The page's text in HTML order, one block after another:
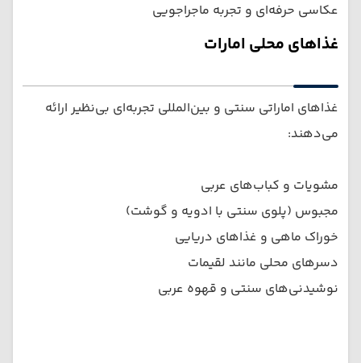
عکاسی حرفه‌ای و تجربه ماجراجویی
غذاهای محلی امارات
غذاهای اماراتی سنتی و بین‌المللی تجربه‌ای بی‌نظیر ارائه
می‌دهند:
مشویات و کباب‌های عربی
مجبوس (پلوی سنتی با ادویه و گوشت)
خوراک ماهی و غذاهای دریایی
دسرهای محلی مانند لقیمات
نوشیدنی‌های سنتی و قهوه عربی